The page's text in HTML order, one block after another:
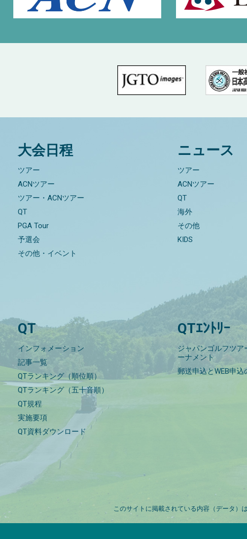
大会日程
ツアー
ACNツアー
ツアー・ACNツアー
QT
PGA Tour
予選会
その他・イベント
ニュース
ツアー
ACNツアー
QT
海外
その他
KIDS
QT
インフォメーション
記事一覧
QTランキング（順位順）
QTランキング（五十音順）
QT規程
実施要項
QT資料ダウンロード
QTｴﾝﾄﾘｰ
ジャパンゴルフツア
ーナメント
郵送申込とWEB申
このサイトに掲載されている内容（データ）